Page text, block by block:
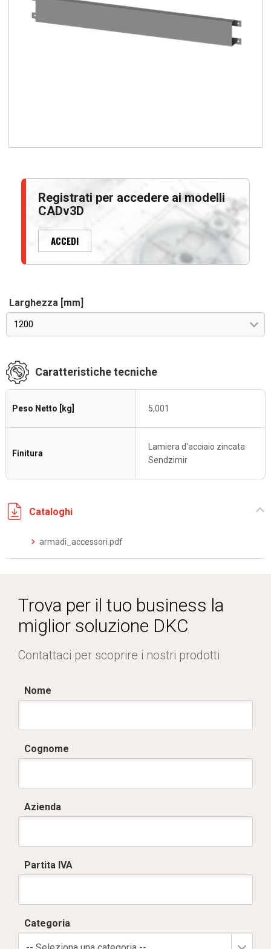
Registrati per accedere ai modelli
CADv3D
ACCEDI
Larghezza [mm]
1200
Caratteristiche tecniche
Peso Netto [kg] 5,001
Finitura
Lamiera d'acciaio zincata
Sendzimir
Cataloghi
armadi_accessori.pdf
Trova per il tuo business la
miglior soluzione DKC
Contattaci per scoprire i nostri prodotti
Nome
Cognome
Azienda
Partita IVA
Categoria